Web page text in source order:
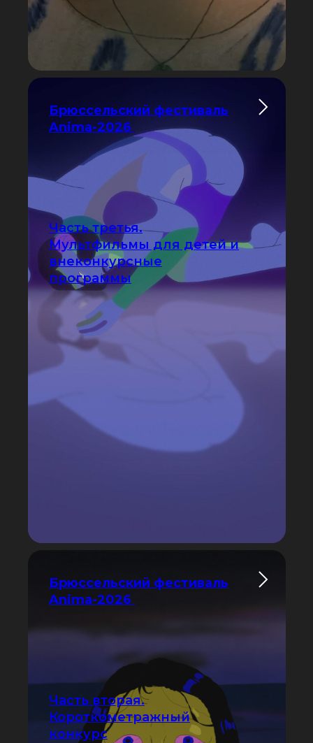
Брюссельский фестиваль
Anima-2026
Часть третья.
Мультфильмы для детей и
внеконкурсные
программы
Брюссельский фестиваль
Anima-2026
Часть вторая.
Короткометражный
конкурс